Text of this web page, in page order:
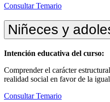
Consultar Temario
Niñeces y
Intención educativa del curso:
Comprender el carácter
realidad social en favor de la
Consultar Temario